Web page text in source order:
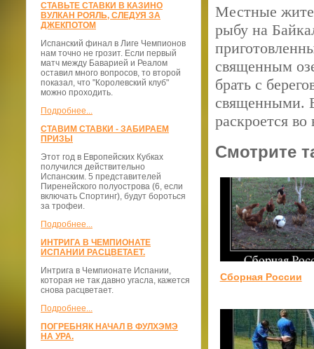
СТАВЬТЕ СТАВКИ В КАЗИНО
ВУЛКАН РОЯЛЬ, СЛЕДУЯ ЗА
ДЖЕКПОТОМ
Испанский финал в Лиге Чемпионов
нам точно не грозит. Если первый
матч между Баварией и Реалом
оставил много вопросов, то второй
показал, что "Королевский клуб"
можно проходить.
Подробнее...
СТАВИМ СТАВКИ - ЗАБИРАЕМ
ПРИЗЫ
Этот год в Европейских Кубках
получился действительно
Испанским. 5 представителей
Пиренейского полуострова (6, если
включать Спортинг), будут бороться
за трофеи.
Подробнее...
ИНТРИГА В ЧЕМПИОНАТЕ
ИСПАНИИ РАСЦВЕТАЕТ.
Интрига в Чемпионате Испании,
которая не так давно угасла, кажется
снова расцветает.
Подробнее...
ПОГРЕБНЯК НАЧАЛ В ФУЛХЭМЭ
НА УРА.
Местные
рыбу на
священным
брать с
священными.
раскроется
Смотрите
Сборная России